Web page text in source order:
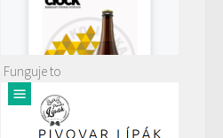
Funguje to